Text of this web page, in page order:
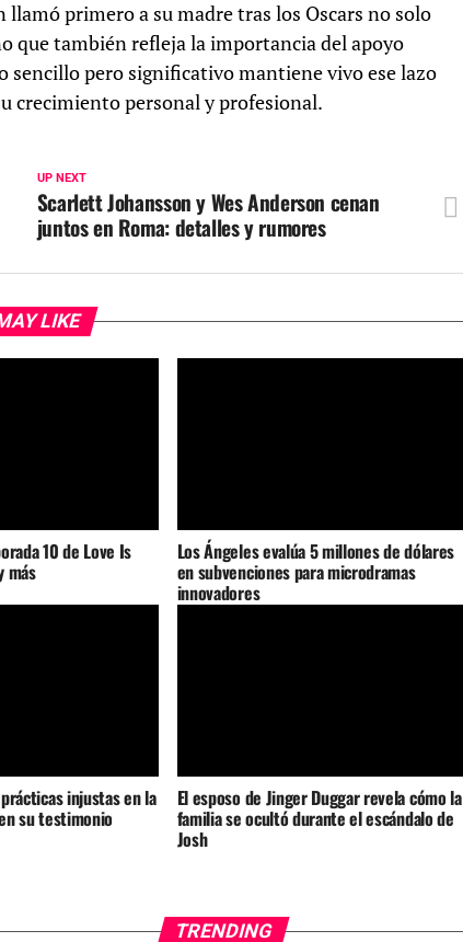
llamó primero a su madre tras los Oscars no solo
que también refleja la importancia del apoyo
sencillo pero significativo mantiene vivo ese lazo
crecimiento personal y profesional.
UP NEXT
Scarlett Johansson y Wes Anderson cenan
juntos en Roma: detalles y rumores
LIKE
10 de Love Is
más
Los Ángeles evalúa 5 millones de dólares
en subvenciones para microdramas
innovadores
injustas en la
su testimonio
El esposo de Jinger Duggar revela cómo la
familia se ocultó durante el escándalo de
Josh
TRENDING